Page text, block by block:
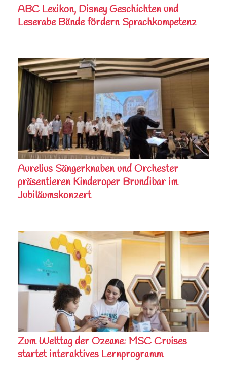
ABC Lexikon, Disney Geschichten und
Leserabe Bände fördern Sprachkompetenz
Aurelius Sängerknaben und Orchester
präsentieren Kinderoper Brundibar im
Jubiläumskonzert
Zum Welttag der Ozeane: MSC Cruises
startet interaktives Lernprogramm